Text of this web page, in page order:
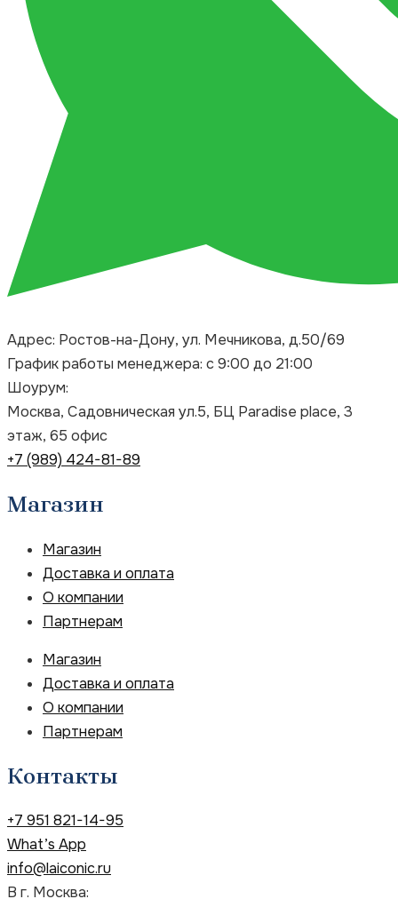
Адрес: Ростов-на-Дону, ул. Мечникова, д.50/69
График работы менеджера: с 9:00 до 21:00
Шоурум:
Москва, Садовническая ул.5, БЦ Paradise place, 3
этаж, 65 офис
+7 (989) 424-81-89
Магазин
Магазин
Доставка и оплата
О компании
Партнерам
Магазин
Доставка и оплата
О компании
Партнерам
Контакты
+7 951 821-14-95
What’s App
info@laiconic.ru
В г. Москва: